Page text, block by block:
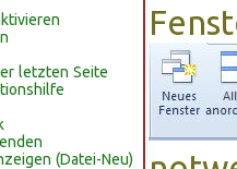
letzten Seite
(Datei-Neu)